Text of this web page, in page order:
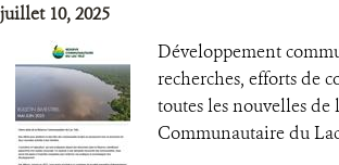
juillet 10, 2025
Développement
recherches, efforts de
toutes les nouvelles de
Communautaire du